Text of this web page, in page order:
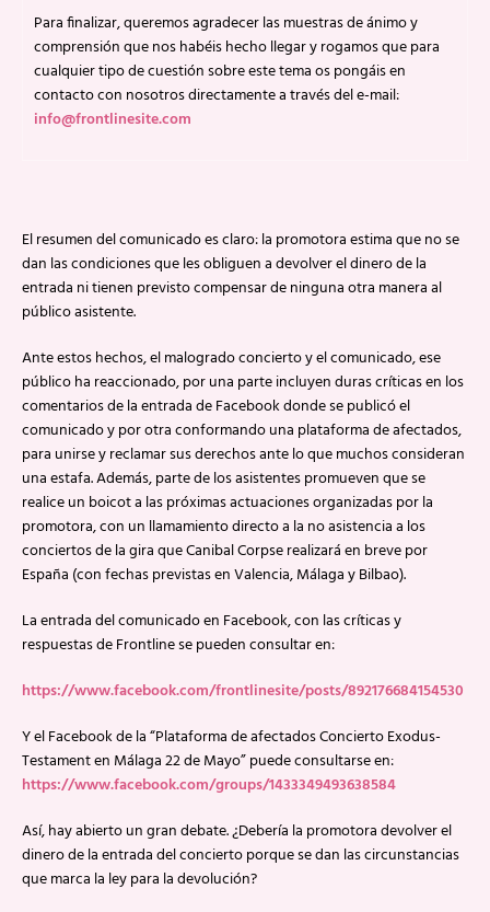
Para finalizar, queremos agradecer las muestras de ánimo y
comprensión que nos habéis hecho llegar y rogamos que para
cualquier tipo de cuestión sobre este tema os pongáis en
contacto con nosotros directamente a través del e-mail:
info@frontlinesite.com
El resumen del comunicado es claro: la promotora estima que no se
dan las condiciones que les obliguen a devolver el dinero de la
entrada ni tienen previsto compensar de ninguna otra manera al
público asistente.
Ante estos hechos, el malogrado concierto y el comunicado, ese
público ha reaccionado, por una parte incluyen duras críticas en los
comentarios de la entrada de Facebook donde se publicó el
comunicado y por otra conformando una plataforma de afectados,
para unirse y reclamar sus derechos ante lo que muchos consideran
una estafa. Además, parte de los asistentes promueven que se
realice un boicot a las próximas actuaciones organizadas por la
promotora, con un llamamiento directo a la no asistencia a los
conciertos de la gira que Canibal Corpse realizará en breve por
España (con fechas previstas en Valencia, Málaga y Bilbao).
La entrada del comunicado en Facebook, con las críticas y
respuestas de Frontline se pueden consultar en:
https://www.facebook.com/frontlinesite/posts/892176684154530
Y el Facebook de la “Plataforma de afectados Concierto Exodus-
Testament en Málaga 22 de Mayo” puede consultarse en:
https://www.facebook.com/groups/1433349493638584
Así, hay abierto un gran debate. ¿Debería la promotora devolver el
dinero de la entrada del concierto porque se dan las circunstancias
que marca la ley para la devolución?